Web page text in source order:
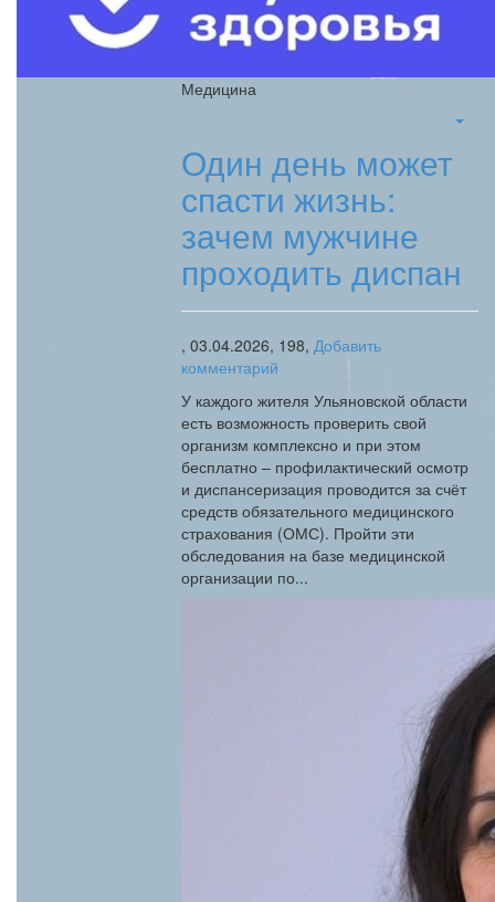
Медицина
Один день может
спасти жизнь:
зачем мужчине
проходить диспан
, 03.04.2026, 198, Добавить
комментарий
У каждого жителя Ульяновской области
есть возможность проверить свой
организм комплексно и при этом
бесплатно – профилактический осмотр
и диспансеризация проводится за счёт
средств обязательного медицинского
страхования (ОМС). Пройти эти
обследования на базе медицинской
организации по...